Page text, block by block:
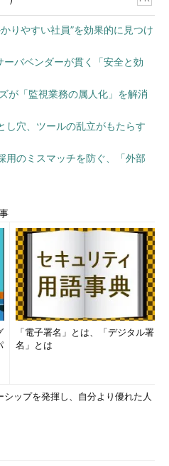
りやすい社員”を効果的に見つけ
ーバベンダーが貫く「安全と効
が「監視業務の属人化」を解消
し穴、ツールの乱立がもたらす
用のミスマッチを防ぐ、「外部
「電子署名」とは、「デジタル署
名」とは
シップを発揮し、自分より優れた人